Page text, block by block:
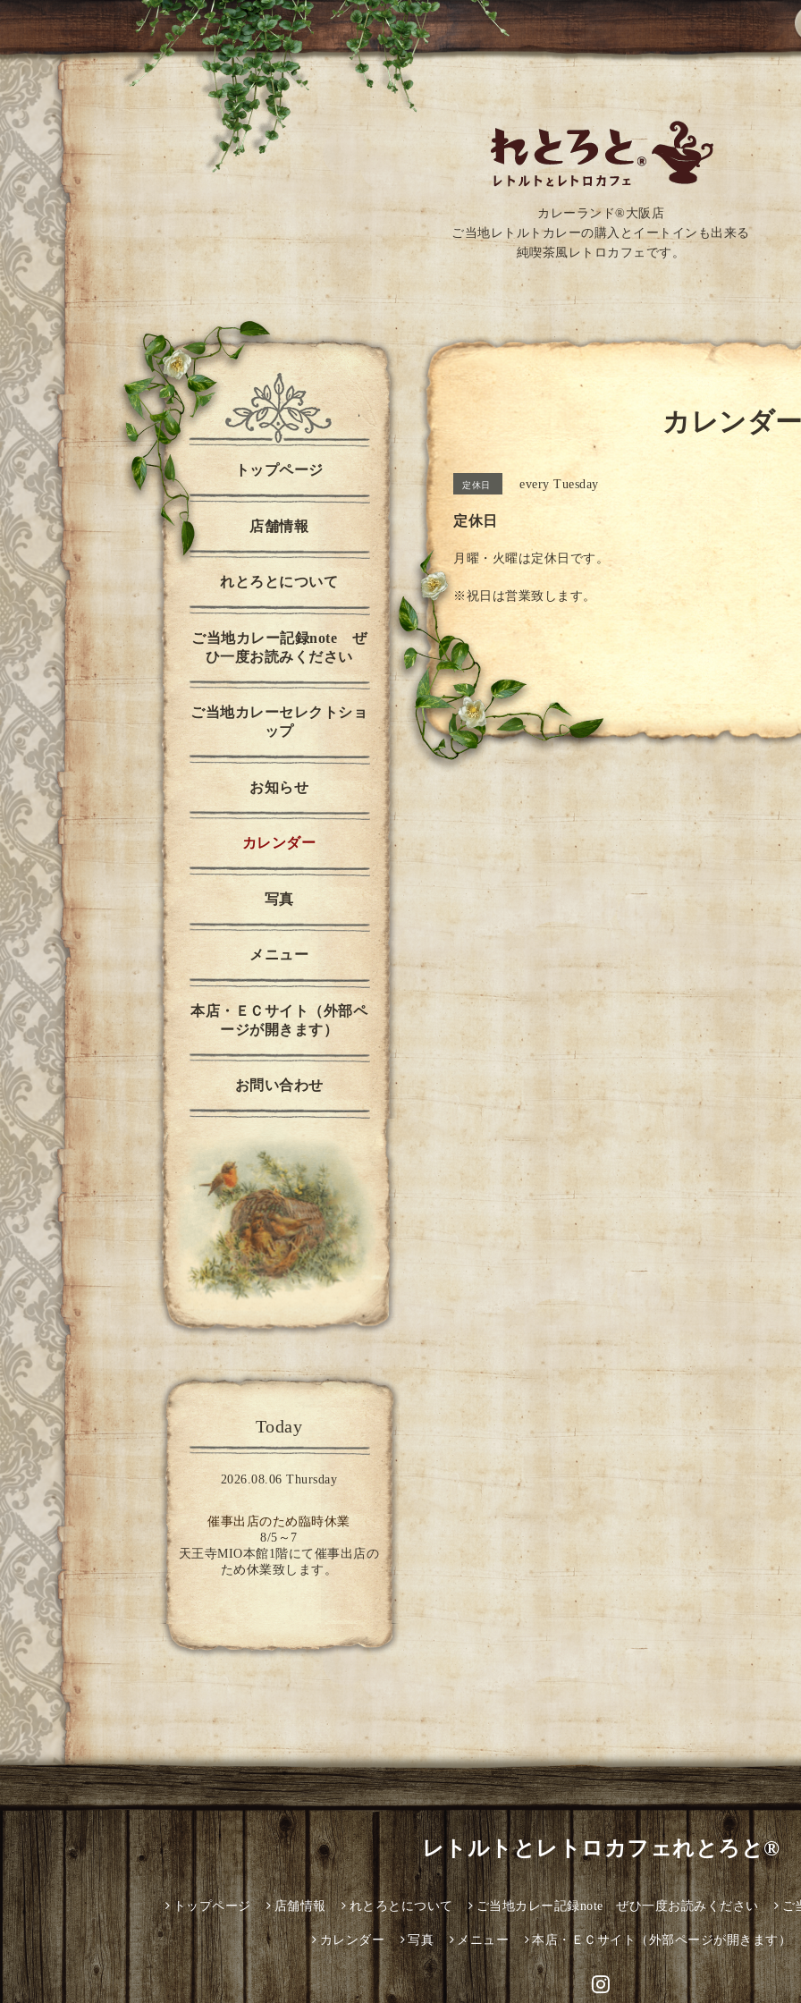
カレーランド®大阪店
ご当地レトルトカレーの購入とイートインも出来る
純喫茶風レトロカフェです。
カレンダ
定休日 every Tuesday
定休日
月曜・火曜は定休日です。
※祝日は営業致します。
トップページ
店舗情報
れとろとについて
ご当地カレー記録note ぜ
ひ一度お読みください
ご当地カレーセレクトショ
ップ
お知らせ
カレンダー
写真
メニュー
本店・ＥＣサイト（外部ペ
ージが開きます）
お問い合わせ
Today
2026.08.06 Thursday
催事出店のため臨時休業
8/5～7
天王寺MIO本館1階にて催事出店の
ため休業致します。
レトルトとレトロカフェれとろと®
トップページ 店舗情報 れとろとについて ご当地カレー記録note ぜひ一度お読みください ご
カレンダー 写真 メニュー 本店・ＥＣサイト（外部ページが開きます）